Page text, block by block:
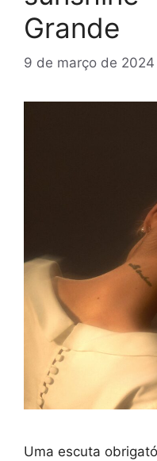
Grande
9 de março de 2024
Uma escuta